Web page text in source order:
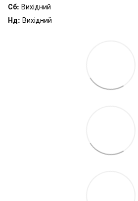
Сб: Вихідний
Нд: Вихідний